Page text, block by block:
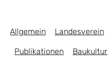
Allgemein Landesverein
Publikationen Baukultur